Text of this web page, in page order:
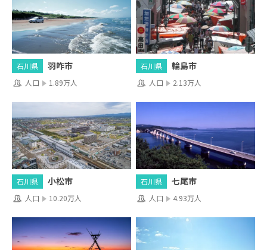
石川県 羽咋市
人口 1.89万人
石川県 輪島市
人口 2.13万人
石川県 小松市
人口 10.20万人
石川県 七尾市
人口 4.93万人